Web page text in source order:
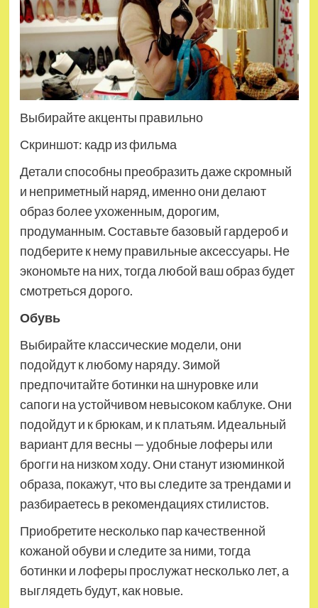
Выбирайте акценты правильно
Скриншот: кадр из фильма
Детали способны преобразить даже скромный
и неприметный наряд, именно они делают
образ более ухоженным, дорогим,
продуманным. Составьте базовый гардероб и
подберите к нему правильные аксессуары. Не
экономьте на них,тогда любой ваш образ будет
смотреться дорого.
Обувь
Выбирайте классические модели, они
подойдут к любому наряду. Зимой
предпочитайте ботинки на шнуровке или
сапоги на устойчивом невысоком каблуке. Они
подойдут и к брюкам, и к платьям. Идеальный
вариант для весны — удобные лоферы или
брогги на низком ходу. Они станут изюминкой
образа, покажут, что вы следите за трендами и
разбираетесь в рекомендациях стилистов.
Приобретите несколько пар качественной
кожаной обуви и следите за ними, тогда
ботинки и лоферы прослужат несколько лет, а
выглядеть будут, как новые.